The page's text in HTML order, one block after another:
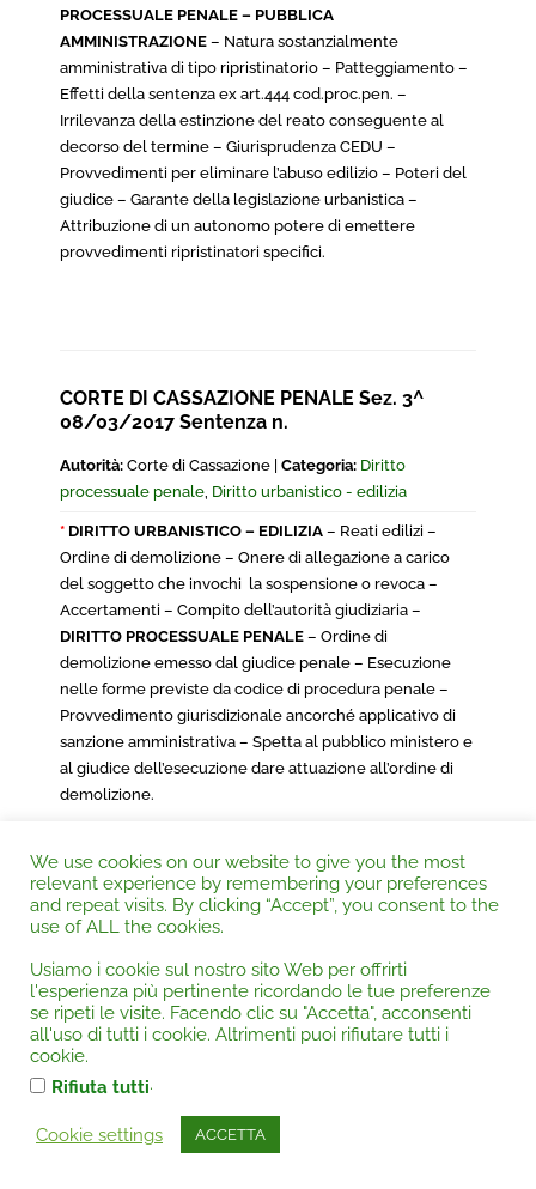
PROCESSUALE PENALE – PUBBLICA
AMMINISTRAZIONE – Natura sostanzialmente
amministrativa di tipo ripristinatorio – Patteggiamento –
Effetti della sentenza ex art.444 cod.proc.pen. –
Irrilevanza della estinzione del reato conseguente al
decorso del termine – Giurisprudenza CEDU –
Provvedimenti per eliminare l’abuso edilizio – Poteri del
giudice – Garante della legislazione urbanistica –
Attribuzione di un autonomo potere di emettere
provvedimenti ripristinatori specifici.
CORTE DI CASSAZIONE PENALE Sez. 3^
08/03/2017 Sentenza n.
Autorità: Corte di Cassazione | Categoria: Diritto
processuale penale, Diritto urbanistico - edilizia
* DIRITTO URBANISTICO – EDILIZIA – Reati edilizi –
Ordine di demolizione – Onere di allegazione a carico
del soggetto che invochi la sospensione o revoca –
Accertamenti – Compito dell’autorità giudiziaria –
DIRITTO PROCESSUALE PENALE – Ordine di
demolizione emesso dal giudice penale – Esecuzione
nelle forme previste da codice di procedura penale –
Provvedimento giurisdizionale ancorché applicativo di
sanzione amministrativa – Spetta al pubblico ministero e
al giudice dell’esecuzione dare attuazione all’ordine di
demolizione.
CORTE DI CASSAZIONE PENALE Sez. 3^
08/03/2017 Sentenza n.
Autorità:Corte di Cassazione |Categoria: Beni culturali
ed ambientali,Diritto urbanistico - edilizia
condanna – Revoca se incompatibile con atti
amministrativi – Diversa destinazione o sanatoria –
We use cookies on our website to give you the most
relevant experience by remembering your preferences
and repeat visits. By clicking “Accept”, you consent to the
use of ALL the cookies.
Usiamo i cookie sul nostro sito Web per offrirti
l'esperienza più pertinente ricordando le tue preferenze
se ripeti le visite. Facendo clic su "Accetta", acconsenti
all'uso di tutti i cookie. Altrimenti puoi rifiutare tutti i
cookie.
Rifiuta tutti.
Cookie settings ACCETTA